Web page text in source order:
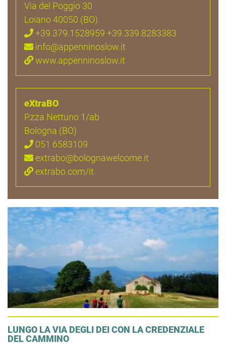
Via del Poggio 30
Loiano 40050 (BO)
+39.379.1528959 +39.339.8283383
info@appenninoslow.it
www.appenninoslow.it
eXtraBO
P.zza Nettuno 1/ab
Bologna (BO)
051 6583109
extrabo@bolognawelcome.it
extrabo.com/it
LUNGO LA VIA DEGLI DEI CON LA CREDENZIALE
DEL CAMMINO